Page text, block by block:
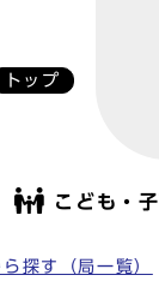
トップ
こども・
探す（局一覧）